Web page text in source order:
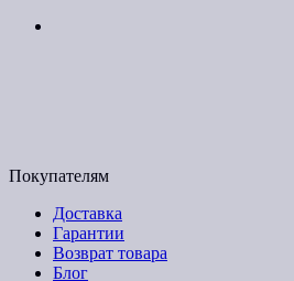
Покупателям
Доставка
Гарантии
Возврат товара
Блог